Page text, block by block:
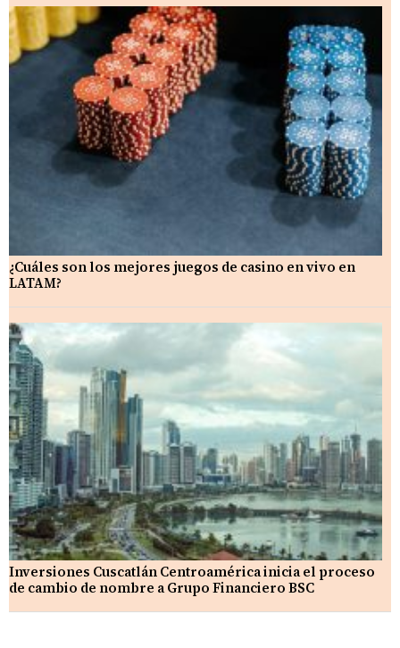
¿Cuáles son los mejores juegos de casino en vivo en
LATAM?
Inversiones Cuscatlán Centroamérica inicia el proceso
de cambio de nombre a Grupo Financiero BSC